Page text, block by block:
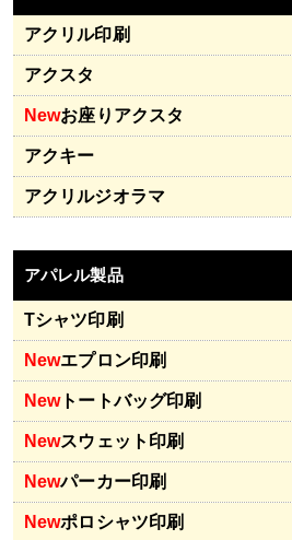
アクリル印刷
アクスタ
Newお座りアクスタ
アクキー
アクリルジオラマ
アパレル製品
Tシャツ印刷
Newエプロン印刷
Newトートバッグ印刷
Newスウェット印刷
Newパーカー印刷
Newポロシャツ印刷